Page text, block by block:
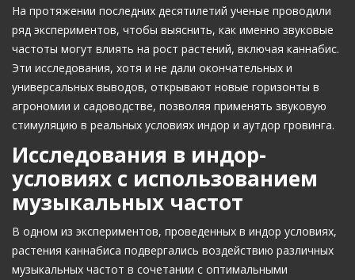
На протяжении последних десятилетий ученые проводили
ряд экспериментов, чтобы выяснить, как именно звуковые
частоты могут влиять на рост растений, включая каннабис.
Эти исследования, хотя и не дали окончательных и
универсальных выводов, открывают новые горизонты в
агрономии и садоводстве, позволяя применять звуковую
стимуляцию в реальных условиях индор и аутдор гровинга.
Исследования в индор-
условиях с использованием
музыкальных частот
В одном из экспериментов, проведенных в индор условиях,
растения каннабиса подвергались воздействию различных
музыкальных частот в сочетании с оптимальными